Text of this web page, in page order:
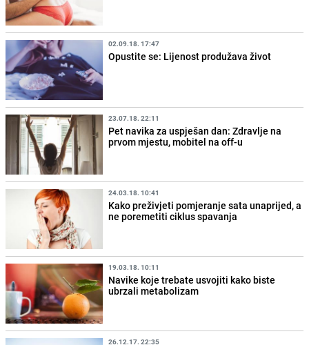
02.09.18. 17:47
Opustite se: Lijenost produžava život
23.07.18. 22:11
Pet navika za uspješan dan: Zdravlje na
prvom mjestu, mobitel na off-u
24.03.18. 10:41
Kako preživjeti pomjeranje sata unaprijed, a
ne poremetiti ciklus spavanja
19.03.18. 10:11
Navike koje trebate usvojiti kako biste
ubrzali metabolizam
26.12.17. 22:35